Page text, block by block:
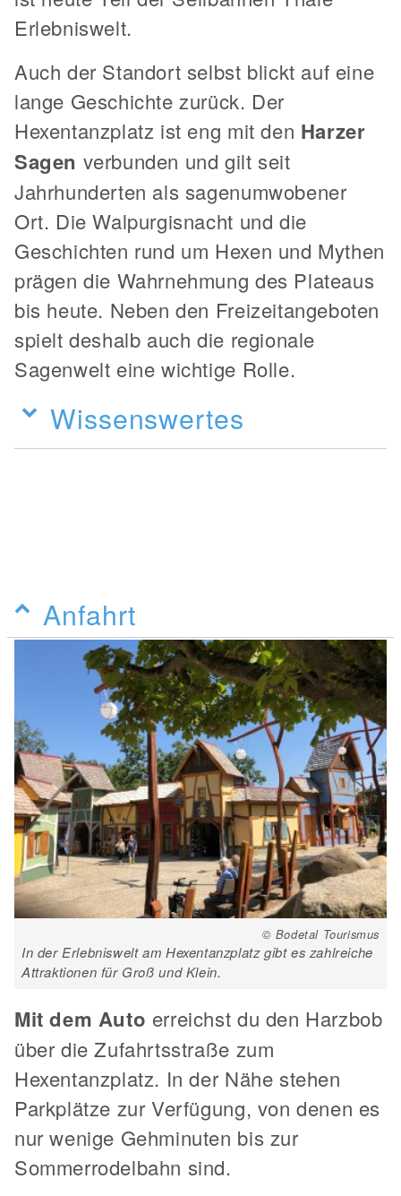
Erlebniswelt.
Auch der Standort selbst blickt auf eine
lange Geschichte zurück. Der
Hexentanzplatz ist eng mit den Harzer
Sagen verbunden und gilt seit
Jahrhunderten als sagenumwobener
Ort. Die Walpurgisnacht und die
Geschichten rund um Hexen und Mythen
prägen die Wahrnehmung des Plateaus
bis heute. Neben den Freizeitangeboten
spielt deshalb auch die regionale
Sagenwelt eine wichtige Rolle.
Wissenswertes
Anfahrt
© Bodetal Tourismus
In der Erlebniswelt am Hexentanzplatz gibt es zahlreiche
Attraktionen für Groß und Klein.
Mit dem Auto erreichst du den Harzbob
über die Zufahrtsstraße zum
Hexentanzplatz. In der Nähe stehen
Parkplätze zur Verfügung, von denen es
nur wenige Gehminuten bis zur
Sommerrodelbahn sind.